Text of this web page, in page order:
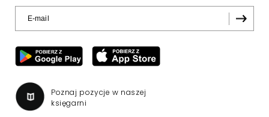
Poznaj pozycje w naszej
księgarni